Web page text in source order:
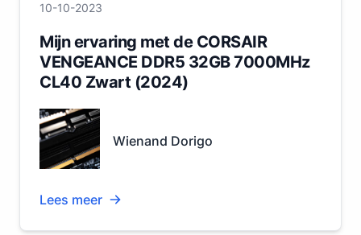
10-10-2023
Mijn ervaring met de CORSAIR
VENGEANCE DDR5 32GB 7000MHz
CL40 Zwart (2024)
Wienand Dorigo
Lees meer